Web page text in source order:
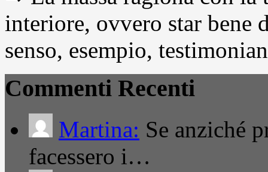
interiore, ovvero star
senso, esempio,
Commenti Recenti
Martina: Se anziché
facessero i…